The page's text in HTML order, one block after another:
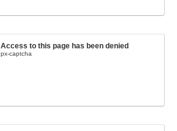
Access to this page has been denied
px-captcha